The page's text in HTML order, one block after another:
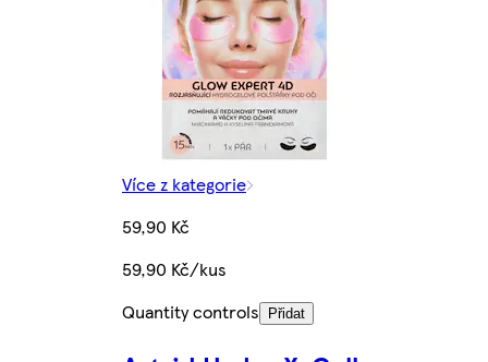
Více z kategorie
59,90 Kč
59,90 Kč/kus
Quantity controls
Přidat